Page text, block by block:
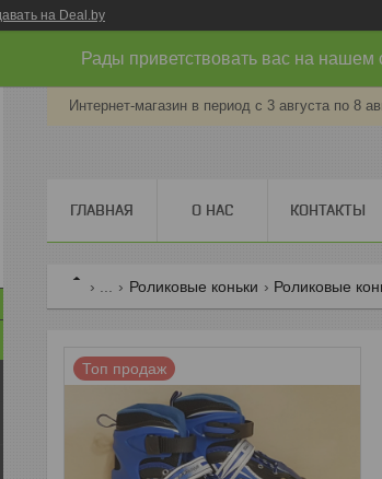
на Deal.by
Рады приветствовать вас на нашем
Интернет-магазин в период с 3 августа по 8
ГЛАВНАЯ О НАС КОНТАКТЫ
Роликовые коньки Роликовые
Топ продаж